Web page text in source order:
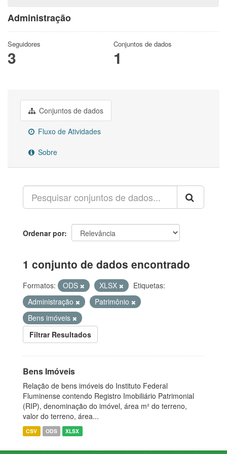
Administração
Seguidores
3
Conjuntos de dados
1
Conjuntos de dados
Fluxo de Atividades
Sobre
Ordenar por
1 conjunto de dados encontrado
Formatos: ODS XLSX
Etiquetas:
Administração
Patrimônio
Bens imóveis
Filtrar Resultados
Bens Imóveis
Relação de bens imóveis do Instituto Federal
Fluminense contendo Registro Imobiliário Patrimonial
(RIP), denominação do imóvel, área m² do terreno,
valor do terreno, área...
CSV ODS XLSX